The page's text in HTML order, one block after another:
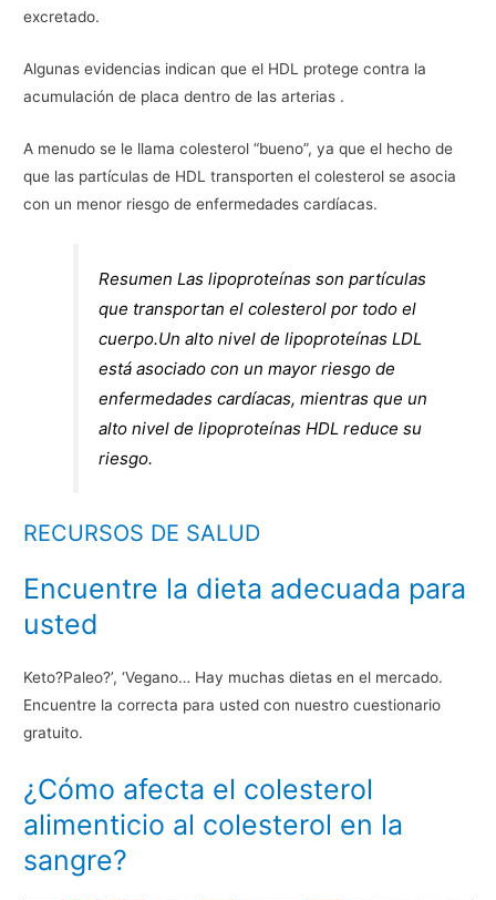
excretado.
Algunas evidencias indican que el HDL protege contra la
acumulación de placa dentro de las arterias .
A menudo se le llama colesterol “bueno”, ya que el hecho de
que las partículas de HDL transporten el colesterol se asocia
con un menor riesgo de enfermedades cardíacas.
Resumen Las lipoproteínas son partículas
que transportan el colesterol por todo el
cuerpo.Un alto nivel de lipoproteínas LDL
está asociado con un mayor riesgo de
enfermedades cardíacas, mientras que un
alto nivel de lipoproteínas HDL reduce su
riesgo.
RECURSOS DE SALUD
Encuentre la dieta adecuada para
usted
Keto?Paleo?’, ‘Vegano… Hay muchas dietas en el mercado.
Encuentre la correcta para usted con nuestro cuestionario
gratuito.
¿Cómo afecta el colesterol
alimenticio al colesterol en la
sangre?